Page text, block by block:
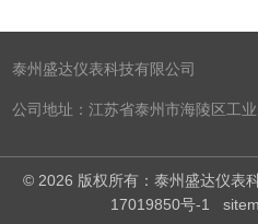
泰州盛达仪表科技有限公司
公司地址：江苏省泰州市海陵区工
© 2026 版权所有：泰州盛达仪表
17019850号-1